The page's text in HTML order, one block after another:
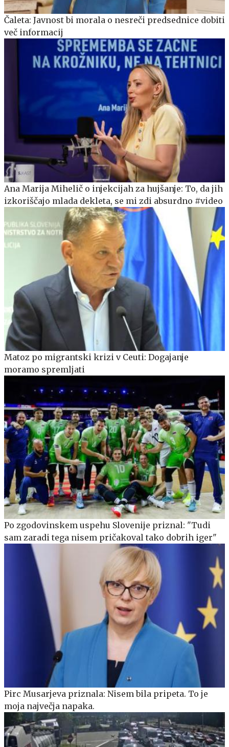
Čaleta: Javnost bi morala o nesreči predsednice dobiti
več informacij
Ana Marija Mihelič o injekcijah za hujšanje: To, da jih
izkoriščajo mlada dekleta, se mi zdi absurdno #video
Matoz po migrantski krizi v Ceuti: Dogajanje
moramo spremljati
Po zgodovinskem uspehu Slovenije priznal: "Tudi
sam zaradi tega nisem pričakoval tako dobrih iger"
Pirc Musarjeva priznala: Nisem bila pripeta. To je
moja največja napaka.